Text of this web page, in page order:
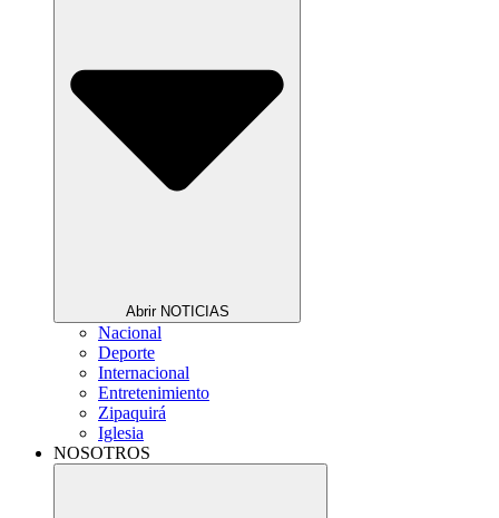
Abrir NOTICIAS
Nacional
Deporte
Internacional
Entretenimiento
Zipaquirá
Iglesia
NOSOTROS